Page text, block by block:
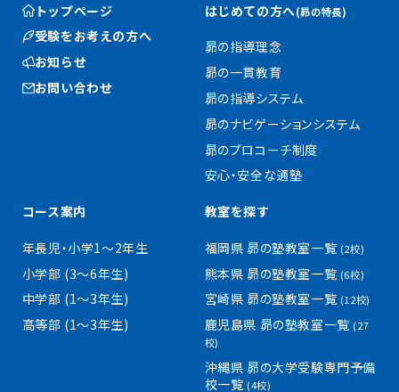
トップページ
受験をお考えの方へ
お知らせ
お問い合わせ
はじめての方へ(昴の特長)
昴の指導理念
昴の一貫教育
昴の指導システム
昴のナビゲーションシステム
昴のプロコーチ制度
安心・安全な通塾
コース案内
年長児・小学1〜2年生
小学部 (3〜6年生)
中学部 (1〜3年生)
高等部 (1〜3年生)
教室を探す
福岡県 昴の塾教室一覧 (2校)
熊本県 昴の塾教室一覧 (6校)
宮崎県 昴の塾教室一覧 (12校)
鹿児島県 昴の塾教室一覧(27
校)
沖縄県 昴の大学受験専門予備
校一覧 (4校)